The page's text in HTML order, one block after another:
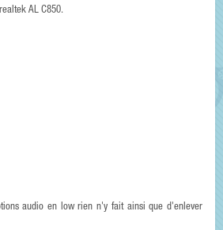
AL C850.
audio en low rien n'y fait ainsi que d'enlever